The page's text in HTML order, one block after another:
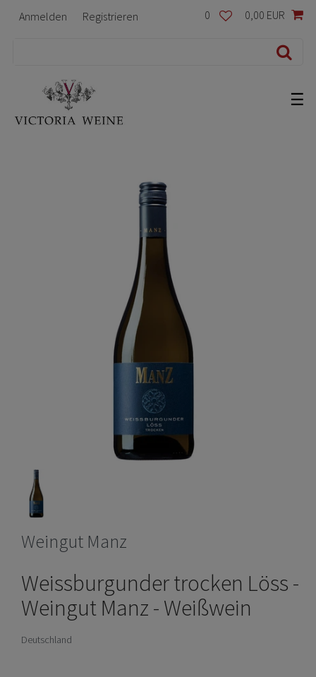
Anmelden Registrieren 0 0,00 EUR
☰
Weingut Manz
Weissburgunder trocken Löss -
Weingut Manz - Weißwein
Deutschland